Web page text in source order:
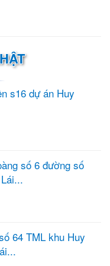
s16 dự án Huy
số 6 đường số
64 TML khu Huy